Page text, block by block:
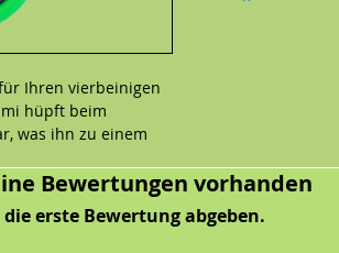
Ihren vierbeinigen
hüpft beim
was ihn zu einem
sorgt für
Bewertungen vorhanden
die erste Bewertung abgeben.